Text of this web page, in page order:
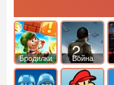
Бродилки Война